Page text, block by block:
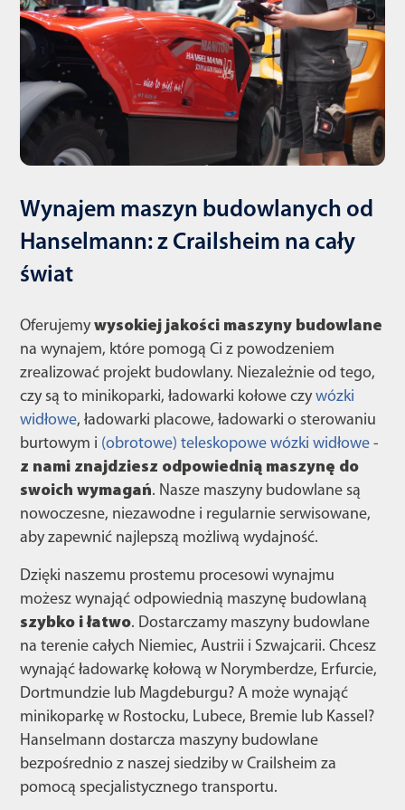
Wynajem maszyn budowlanych od
Hanselmann: z Crailsheim na cały
świat
Oferujemywysokiej jakości maszyny budowlane
na wynajem, które pomogą Ci z powodzeniem
zrealizować projekt budowlany. Niezależnie od tego,
czy są to minikoparki, ładowarki kołowe czywózki
widłowe, ładowarki placowe, ładowarki o sterowaniu
burtowym i (obrotowe) teleskopowe wózki widłowe -
z nami znajdziesz odpowiednią maszynę do
swoich wymagań. Nasze maszyny budowlane są
nowoczesne, niezawodne i regularnie serwisowane,
aby zapewnić najlepszą możliwą wydajność.
Dzięki naszemu prostemu procesowi wynajmu
możesz wynająć odpowiednią maszynę budowlaną
szybko i łatwo. Dostarczamy maszyny budowlane
na terenie całych Niemiec, Austrii i Szwajcarii. Chcesz
wynająć ładowarkę kołową w Norymberdze, Erfurcie,
Dortmundzie lub Magdeburgu? A może wynająć
minikoparkę w Rostocku, Lubece, Bremie lub Kassel?
Hanselmann dostarcza maszyny budowlane
bezpośrednio z naszej siedziby w Crailsheim za
pomocą specjalistycznego transportu.